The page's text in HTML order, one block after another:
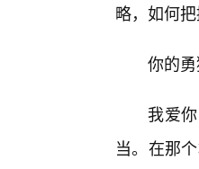
略，如何把
你的
我爱
当。在那